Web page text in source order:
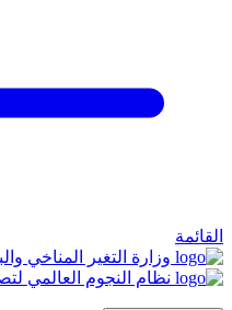
القائمة
وزارة التغير المناخي
نظام النجوم العالمي